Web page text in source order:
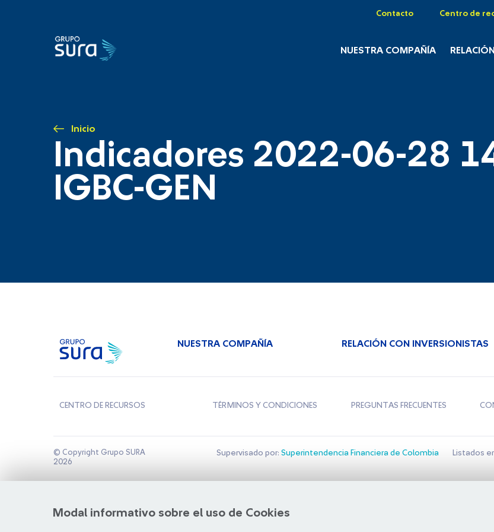
Contacto Centro de
NUESTRA COMPAÑÍA
Inicio
Indicadores 2022-06-28
IGBC-GEN
Modal informativo sobre el uso de Cookies
NUESTRA COMPAÑÍA RELACIÓN CON INVERSIONISTAS
CENTRO DE RECURSOS TÉRMINOS Y CONDICIONES PREGUNTAS FRECUENTES
© Copyright Grupo SURA
2026
Supervisado por: Superintendencia Financiera de Colombia Listados